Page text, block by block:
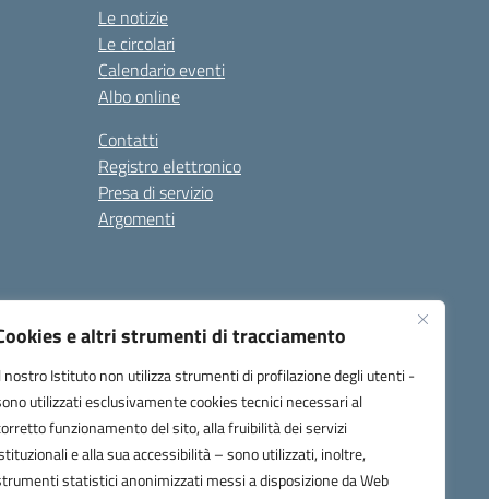
e altri strumenti di tracciamento
nostro Istituto non utilizza strumenti di profilazione degli utenti -
utilizzati esclusivamente cookies tecnici necessari al
funzionamento del sito, alla fruibilità dei servizi
e alla sua accessibilità – sono utilizzati, inoltre,
statistici anonimizzati messi a disposizione da Web
Le notizie
Le circolari
Calendario eventi
Albo online
Contatti
Registro elettronico
Presa di servizio
Argomenti